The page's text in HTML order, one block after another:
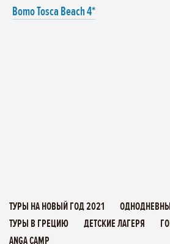
Bomo Tosca Beach 4*
ТУРЫ НА НОВЫЙ ГОД 2021
ТУРЫ В ГРЕЦИЮ
ДЕТСКИЕ ЛАГЕРЯ
ANGA CAMP